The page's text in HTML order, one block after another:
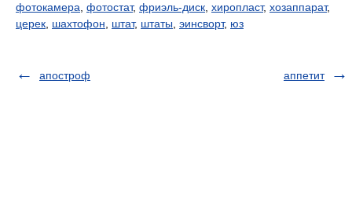
фотокамера фотостат, фриэль-диск хиропласт, хозаппарат,
церек шахтофон штат, штаты эинсворт, юз
апостроф аппетит